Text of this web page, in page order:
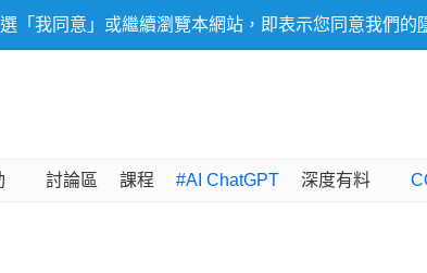
「我同意」或繼續瀏覽本網站，即表示您同意我們的
討論區 課程 #AI ChatGPT 深度有料